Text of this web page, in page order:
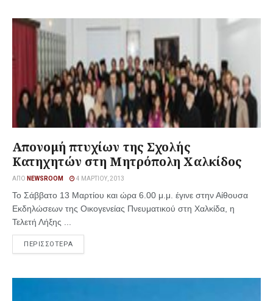
Απονομή πτυχίων της Σχολής
Κατηχητών στη Μητρόπολη Χαλκίδος
ΑΠΌ NEWSROOM 4 ΜΑΡΤΊΟΥ, 2013
Το Σάββατο 13 Μαρτίου και ώρα 6.00 μ.μ. έγινε στην Αίθουσα
Εκδηλώσεων της Οικογενείας Πνευματικού στη Χαλκίδα, η
Τελετή Λήξης ...
ΠΕΡΙΣΣΟΤΕΡΑ